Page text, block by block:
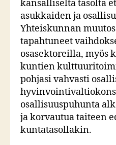
kansalliselta tasolta
asukkaiden ja
Yhteiskunnan
tapahtuneet
osasektoreilla, myös
kuntien
pohjasi vahvasti
osallisuuspuhunta
ja korvautua taiteen
kuntatasollakin.